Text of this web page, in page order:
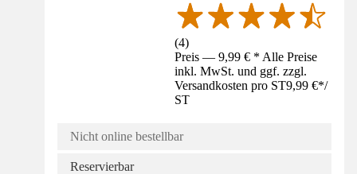
(4)
Preis — 9,99 € * Alle Preise
inkl. MwSt. und ggf. zzgl.
Versandkosten pro ST9,99 €*/
ST
Nicht online bestellbar
Reservierbar